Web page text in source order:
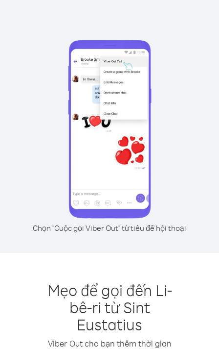
Chọn "Cuộc gọi Viber Out" từ tiêu đề hội thoại
Mẹo để gọi đến Li-
bê-ri từ Sint
Eustatius
Viber Out cho bạn thêm thời gian